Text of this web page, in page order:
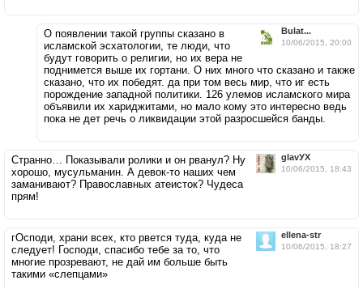
Bulat...
10/06/2015, 20:00
О появлении такой группы сказано в
исламской эсхатологии, те люди, что
будут говорить о религии, но их вера не
поднимется выше их гортани. О них много что сказано и также
сказано, что их победят. да при том весь мир, что иг есть
порождение западной политики. 126 улемов исламского мира
объявили их хариджитами, но мало кому это интересно ведь
пока не дет речь о ликвидации этой разросшейся банды.
glavУХ
10/06/2015, 18:43
Странно… Показывали ролики и он рванул? Ну
хорошо, мусульманин. А девок-то наших чем
заманивают? Православных атеисток? Чудеса
прям!
ellena-str
10/06/2015, 18:27
гОсподи, храни всех, кто рвется туда, куда не
следует! Господи, спасибо тебе за то, что
многие прозревают, не дай им больше быть
такими «слепцами»